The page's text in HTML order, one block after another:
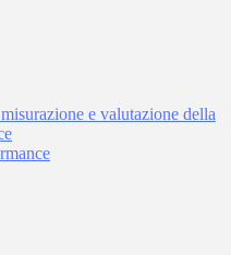
e valutazione della